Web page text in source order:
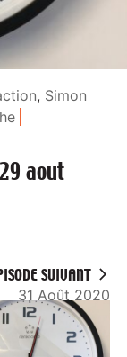
, Simon
29 aout
SUIVANT
31 Août 2020